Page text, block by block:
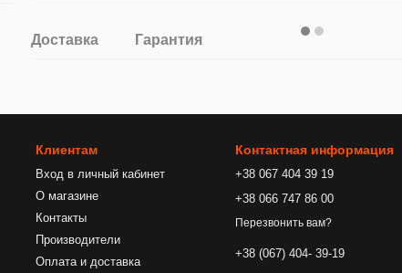
Доставка Гарантия
Клиентам
Вход в личный кабинет
О магазине
Контакты
Производители
Оплата и доставка
Контактная информация
+38 067 404 39 19
+38 066 747 86 00
Перезвонить вам?
+38 (067) 404- 39-19